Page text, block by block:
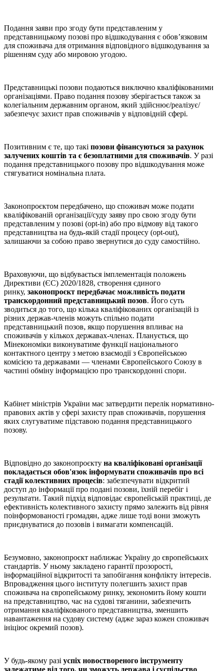
Подання заяви про згоду бути представленим у
представницькому позові про відшкодування є обов’язковим
для споживача для отримання відповідного відшкодування за
рішенням суду або мировою угодою.
Представницькі позови подаються виключно кваліфікованими
організаціями. Право подання позову зберігається також за
колегіальним державним органом, який здійснює/реалізує/
забезпечує захист прав споживачів у відповідній сфері.
Позитивним є те, що такі позови фінансуються за рахунок
залучених коштів та є безоплатними для споживачів. У разі
подання представницького позову про відшкодування може
стягуватися номінальна плата.
Законопроєктом передбачено, що споживач може подати
кваліфікованій організації/суду заяву про свою згоду бути
представленим у позові (opt-in) або про відмову від такого
представництва на будь-якій стадії процесу (opt-out),
залишаючи за собою право звернутися до суду самостійно.
Враховуючи, що відбувається імплементація положень
Директиви (ЄС) 2020/1828, створення єдиного
ринку, законопроєкт передбачає можливість подати
транскордонний представницький позов. Його суть
зводиться до того, що кілька кваліфікованих організацій із
різних держав-членів можуть спільно подати
представницький позов, якщо порушення впливає на
споживачів у кількох державах-членах. Планується, що
Мінекономіки виконуватиме функції національного
контактного центру з метою взаємодії з Європейською
комісією та державами — членами Європейського Союзу в
частині обміну інформацією про транскордонні спори.
Кабінет міністрів України має затвердити перелік нормативно-
правових актів у сфері захисту прав споживачів, порушення
яких слугуватиме підставою подання представницького
позову.
Відповідно до законопроєкту на кваліфіковані організації
покладається обов'язок інформувати споживачів про всі
стадії колективних процесів: забезпечувати відкритий
доступ до інформації про подані позови, їхній перебіг і
результати. Такий підхід відповідає європейській практиці, де
ефективність колективного захисту прямо залежить від рівня
поінформованості громадян, адже лише тоді вони зможуть
приєднуватися до позовів і вимагати компенсацій.
Безумовно, законопроєкт наближає Україну до європейських
стандартів. У ньому закладено гарантії прозорості,
інформаційної відкритості та запобігання конфлікту інтересів.
Впровадження цього інституту полегшить захист прав
споживача на європейському ринку, зекономить йому кошти
на представництво, час на судові тяганини, забезпечить
отримання кваліфікованого представництва, зменшить
навантаження на судову систему (адже зараз кожен споживач
ініціює окремий позов).
У будь-якому разі успіх новоствореного інструменту
залежатиме від того, чи зможуть держава і суспільство